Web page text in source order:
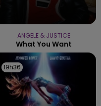
ANGELE & JUSTICE
What You Want
19h36
19h36